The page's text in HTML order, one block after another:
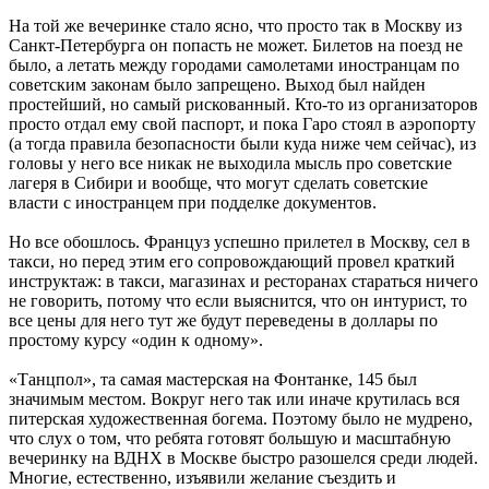
На той же вечеринке стало ясно, что просто так в Москву из
Санкт-Петербурга он попасть не может. Билетов на поезд не
было, а летать между городами самолетами иностранцам по
советским законам было запрещено. Выход был найден
простейший, но самый рискованный. Кто-то из организаторов
просто отдал ему свой паспорт, и пока Гаро стоял в аэропорту
(а тогда правила безопасности были куда ниже чем сейчас), из
головы у него все никак не выходила мысль про советские
лагеря в Сибири и вообще, что могут сделать советские
власти с иностранцем при подделке документов.
Но все обошлось. Француз успешно прилетел в Москву, сел в
такси, но перед этим его сопровождающий провел краткий
инструктаж: в такси, магазинах и ресторанах стараться ничего
не говорить, потому что если выяснится, что он интурист, то
все цены для него тут же будут переведены в доллары по
простому курсу «один к одному».
«Танцпол», та самая мастерская на Фонтанке, 145 был
значимым местом. Вокруг него так или иначе крутилась вся
питерская художественная богема. Поэтому было не мудрено,
что слух о том, что ребята готовят большую и масштабную
вечеринку на ВДНХ в Москве быстро разошелся среди людей.
Многие, естественно, изъявили желание съездить и